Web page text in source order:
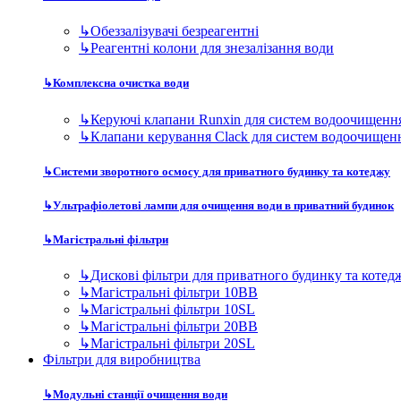
↳Обеззалізувачі безреагентні
↳Реагентні колони для знезалізання води
↳Комплексна очистка води
↳Керуючі клапани Runxin для систем
↳Клапани керування Clack для систем
↳Системи зворотного осмосу для приватного будинку та котеджу
↳Ультрафіолетові лампи для очищення води в приватний будинок
↳Магістральні фільтри
↳Дискові фільтри для приватного будинку та
↳Магістральні фільтри 10BB
↳Магістральні фільтри 10SL
↳Магістральні фільтри 20BB
↳Магістральні фільтри 20SL
Фільтри для виробництва
↳Модульні станції очищення води